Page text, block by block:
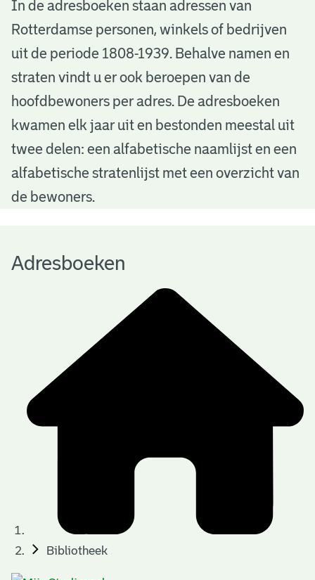
A
d
e
b
o
e
e
In de adresboeken staan adressen van
Rotterdamse personen, winkels of bedrijven
uit de periode 1808-1939. Behalve namen en
straten vindt u er ook beroepen van de
hoofdbewoners per adres. De adresboeken
kwamen elk jaar uit en bestonden meestal uit
twee delen: een alfabetische naamlijst en een
alfabetische stratenlijst met een overzicht van
de bewoners.
Adresboeken
Bibliotheek